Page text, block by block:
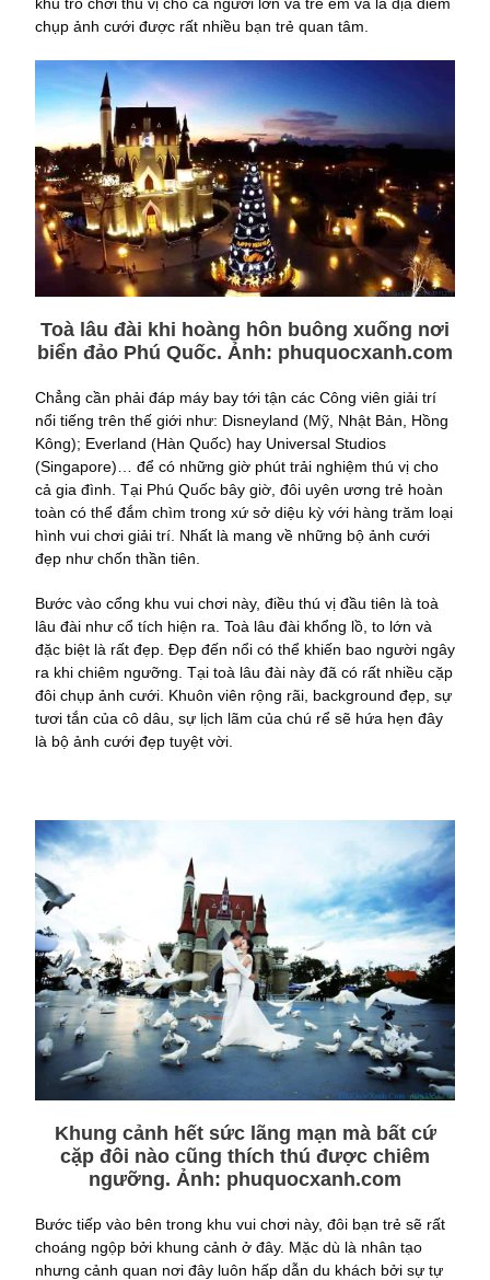
chụp ảnh cưới được rất nhiều bạn trẻ quan tâm.
Toà lâu đài khi hoàng hôn buông xuống nơi
biển đảo Phú Quốc. Ảnh: phuquocxanh.com
Chẳng cần phải đáp máy bay tới tận các Công viên giải trí
nổi tiếng trên thế giới như: Disneyland (Mỹ, Nhật Bản, Hồng
Kông); Everland (Hàn Quốc) hay Universal Studios
(Singapore)… để có những giờ phút trải nghiệm thú vị cho
cả gia đình. Tại Phú Quốc bây giờ, đôi uyên ương trẻ hoàn
toàn có thể đắm chìm trong xứ sở diệu kỳ với hàng trăm loại
hình vui chơi giải trí. Nhất là mang về những bộ ảnh cưới
đẹp như chốn thần tiên.
Bước vào cổng khu vui chơi này, điều thú vị đầu tiên là toà
lâu đài như cổ tích hiện ra. Toà lâu đài khổng lồ, to lớn và
đặc biệt là rất đẹp. Đẹp đến nổi có thể khiến bao người ngây
ra khi chiêm ngưỡng. Tại toà lâu đài này đã có rất nhiều cặp
đôi chụp ảnh cưới. Khuôn viên rộng rãi, background đẹp, sự
tươi tắn của cô dâu, sự lịch lãm của chú rể sẽ hứa hẹn đây
là bộ ảnh cưới đẹp tuyệt vời.
Khung cảnh hết sức lãng mạn mà bất cứ
cặp đôi nào cũng thích thú được chiêm
ngưỡng. Ảnh: phuquocxanh.com
Bước tiếp vào bên trong khu vui chơi này, đôi bạn trẻ sẽ rất
choáng ngộp bởi khung cảnh ở đây. Mặc dù là nhân tạo
nhưng cảnh quan nơi đây luôn hấp dẫn du khách bởi sự tự